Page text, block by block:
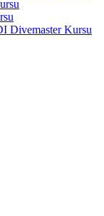
Divemaster Kursu